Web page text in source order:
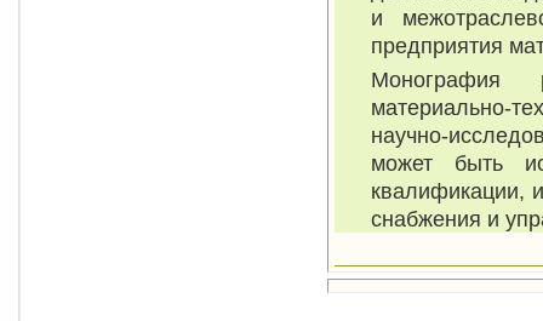
и
предприятия
Монография
материально-
научно-
может быть
квалификации,
снабжения и